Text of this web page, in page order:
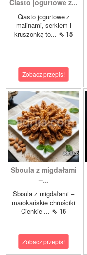
Ciasto jogurtowe z...
Ciasto jogurtowe z
malinami, serkiem i
kruszonką to... ⇖ 15
Zobacz przepis!
Sboula z migdałami
–...
Sboula z migdałami –
marokańskie chruściki
Cienkie,... ⇖ 16
Zobacz przepis!